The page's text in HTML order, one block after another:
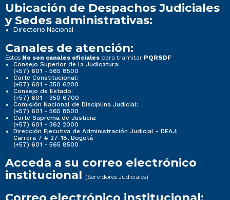
Ubicación de Despachos Judiciales
y Sedes administrativas:
Directorio Nacional
Canales de atención:
Estos No son canales oficiales para tramitar PQRSDF
Consejo Superior de la Judicatura:
(+57) 601 - 565 8500
Corte Constitucional:
(+57) 601 - 350 6200
Consejo de Estado:
(+57) 601 - 350 6700
Comisión Nacional de Disciplina Judicial:
(+57) 601 - 565 8500
Corte Suprema de Justicia:
(+57) 601 - 362 2000
Dirección Ejecutiva de Administración Judicial - DEAJ:
Carrera 7 # 27-18, Bogotá
(+57) 601 - 565 8500
Acceda a su correo electrónico
institucional (Servidores Judiciales)